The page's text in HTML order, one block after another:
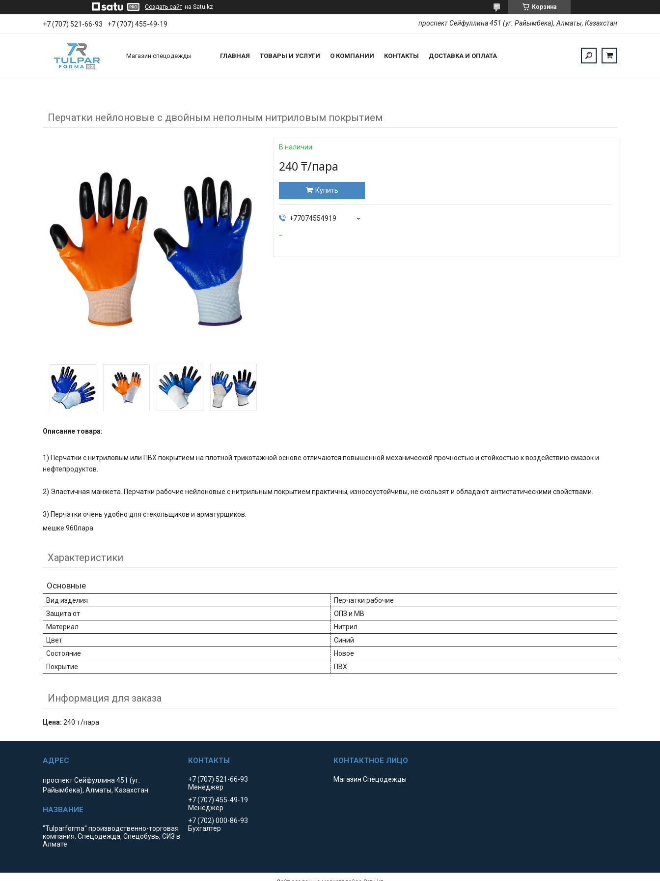
Создать сайт на Satu.kz Корзина
+7 (707) 521-66-93 +7 (707) 455-49-19 проспект Сейфуллина 451 (уг. Райымбека), Алматы, Казахстан
Магазин спецодежды ГЛАВНАЯ ТОВАРЫ И УСЛУГИ О КОМПАНИИ КОНТАКТЫ ДОСТАВКА И ОПЛАТА
Перчатки нейлоновые с двойным неполным нитриловым покрытием
В наличии
240 ₸/пара
Купить
+77074554919
Описание товара:
1) Перчатки с нитриловым или ПВХ покрытием на плотной трикотажной основе отличаются повышенной механической прочностью и стойкостью к воздействию смазок и
нефтепродуктов.
2) Эластичная манжета. Перчатки рабочие нейлоновые с нитрильным покрытием практичны, износоустойчивы, не скользят и обладают антистатическими свойствами.
3) Перчатки очень удобно для стекольщиков и арматурщиков.
мешке 960пара
Характеристики
Основные
Вид изделия
Перчатки рабочие
Защита от
ОПЗ и МВ
Материал
Нитрил
Цвет
Синий
Состояние
Новое
Покрытие
ПВХ
Информация для заказа
Цена: 240 ₸/пара
проспект Сейфуллина 451 (уг.
Райымбека), Алматы, Казахстан
"Tulparforma" производственно-торговая
компания. Спецодежда, Спецобувь, СИЗ в
Алмате
+7 (707) 521-66-93
Менеджер
+7 (707) 455-49-19
Менеджер
+7 (702) 000-86-93
Бухгалтер
Магазин Спецодежды